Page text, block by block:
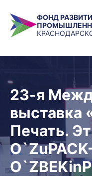
ФОНД
23-я
выставка
Печать.